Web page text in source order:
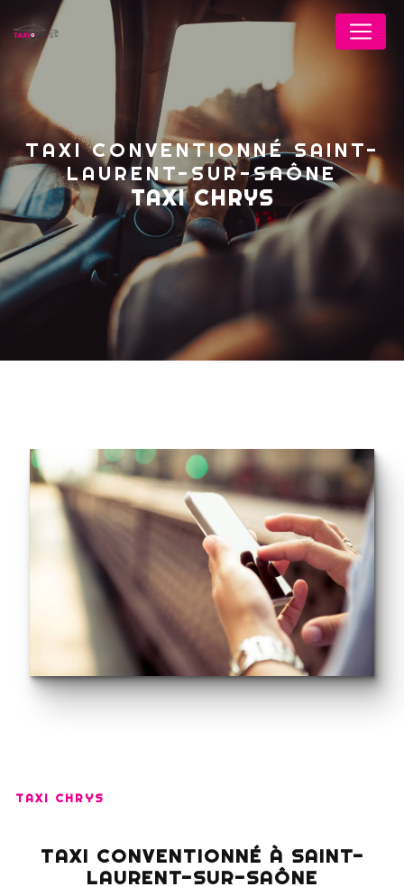
TAXI CONVENTIONNÉ SAINT-
LAURENT-SUR-SAÔNE
TAXI CHRYS
TAXI CHRYS
TAXI CONVENTIONNÉ À SAINT-
LAURENT-SUR-SAÔNE
Panneau de gestion des cookies